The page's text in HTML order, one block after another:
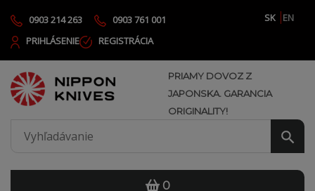
0903 214 263 0903 761 001 SK
EN
PRIHLÁSENIE
REGISTRÁCIA
PRIAMY DOVOZ Z
JAPONSKA. GARANCIA
ORIGINALITY!
0